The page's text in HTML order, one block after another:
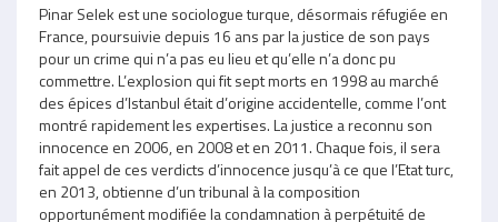
Pinar Selek est une sociologue turque, désormais réfugiée en
France, poursuivie depuis 16 ans par la justice de son pays
pour un crime qui n’a pas eu lieu et qu’elle n’a donc pu
commettre. L’explosion qui fit sept morts en 1998 au marché
des épices d’Istanbul était d’origine accidentelle, comme l’ont
montré rapidement les expertises. La justice a reconnu son
innocence en 2006, en 2008 et en 2011. Chaque fois, il sera
fait appel de ces verdicts d’innocence jusqu’à ce que l’Etat turc,
en 2013, obtienne d’un tribunal à la composition
opportunément modifiée la condamnation à perpétuité de